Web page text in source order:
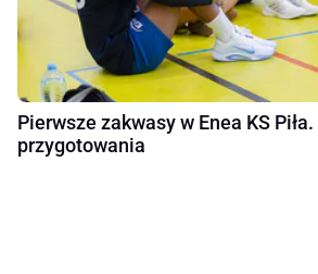
Pierwsze zakwasy w Enea KS Piła.
przygotowania